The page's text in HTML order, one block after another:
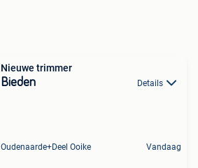
Nieuwe trimmer
Bieden Details
Oudenaarde+Deel Ooike Vandaag